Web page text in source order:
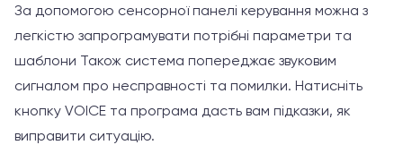
За допомогою сенсорної панелі керування можна з
легкістю запрограмувати потрібні параметри та
шаблони Також система попереджає звуковим
сигналом про несправності та помилки. Натисніть
кнопку VOICE та програма дасть вам підказки, як
виправити ситуацію.